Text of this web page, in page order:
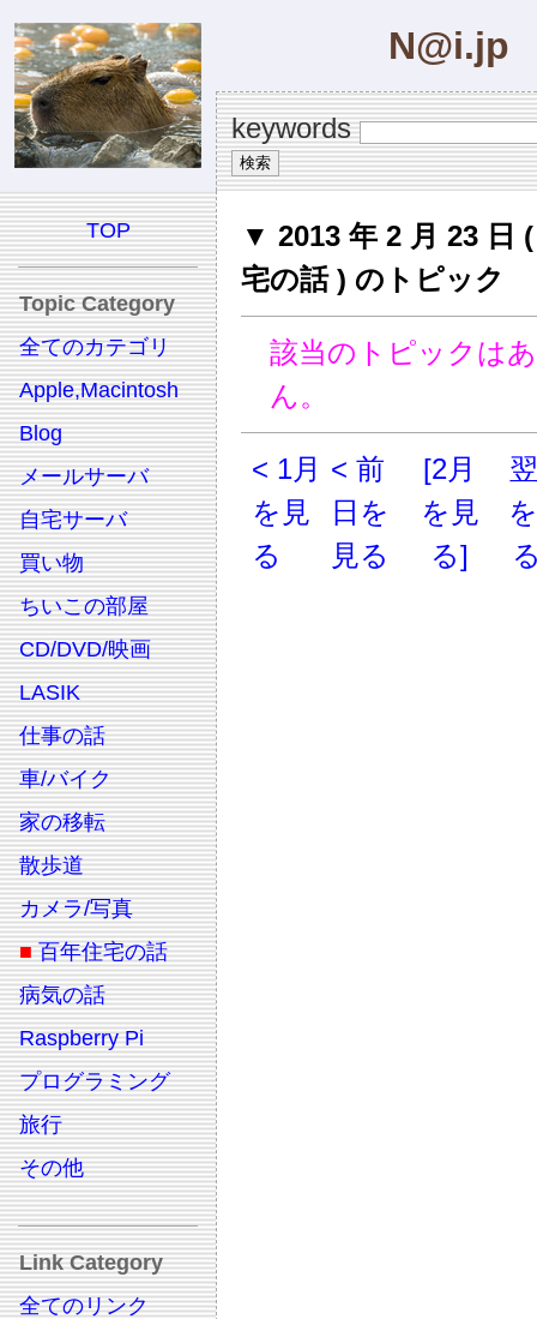
N@i.jp
keywords
TOP
Topic Category
全てのカテゴリ
Apple,Macintosh
Blog
メールサーバ
自宅サーバ
買い物
ちいこの部屋
CD/DVD/映画
LASIK
仕事の話
車/バイク
家の移転
散歩道
カメラ/写真
■ 百年住宅の話
病気の話
Raspberry Pi
プログラミング
旅行
その他
Link Category
全てのリンク
▼ 2013 年 2 月 23 日
宅の話 ) のトピック
該当のトピックは
ん。
< 1月
を見
る
< 前
日を
見る
[2月
を見
る]